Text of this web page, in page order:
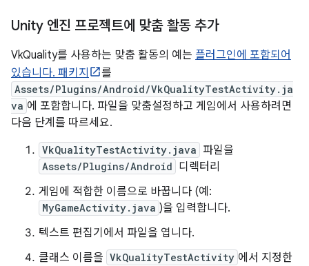
Unity 엔진 프로젝트에 맞춤 활동 추가
VkQuality를 사용하는 맞춤 활동의 예는 플러그인에 포함되어
있습니다. 패키지
를
Assets/Plugins/Android/VkQualityTestActivity.ja
va 에 포함합니다. 파일을 맞춤설정하고 게임에서 사용하려면
다음 단계를 따르세요.
VkQualityTestActivity.java 파일을
Assets/Plugins/Android 디렉터리
게임에 적합한 이름으로 바꿉니다 (예:
MyGameActivity.java )을 입력합니다.
텍스트 편집기에서 파일을 엽니다.
클래스 이름을 VkQualityTestActivity 에서 지정한